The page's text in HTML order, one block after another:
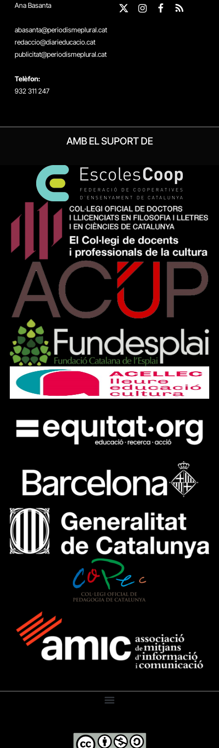
Ana Basanta
abasanta@periodismeplural.cat
redaccio@diarieducacio.cat
publicitat@periodismeplural.cat
Telèfon:
932 311 247
X
Instagram
Facebook
RSS
AMB EL SUPORT DE